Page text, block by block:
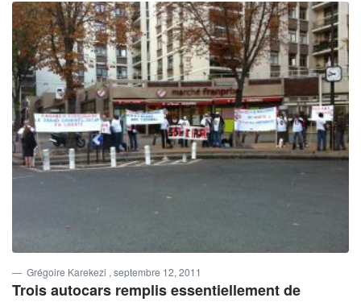
Grégoire Karekezi , septembre 12, 2011
Trois autocars remplis essentiellement de